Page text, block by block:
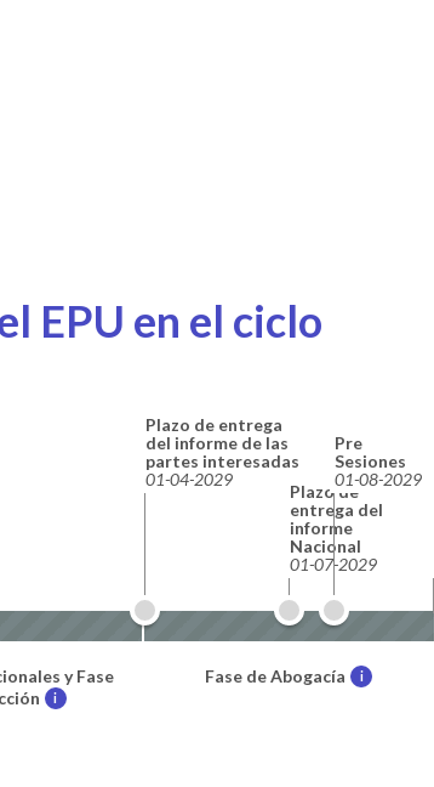
EPU en el ciclo
y Fase
i
Fase de Abogacía i
Plazo de entrega
del informe de las
partes interesadas
01-04-2029
Plazo de
entrega del
informe
Nacional
01-07-2029
Pre
Sesiones
01-08-2029